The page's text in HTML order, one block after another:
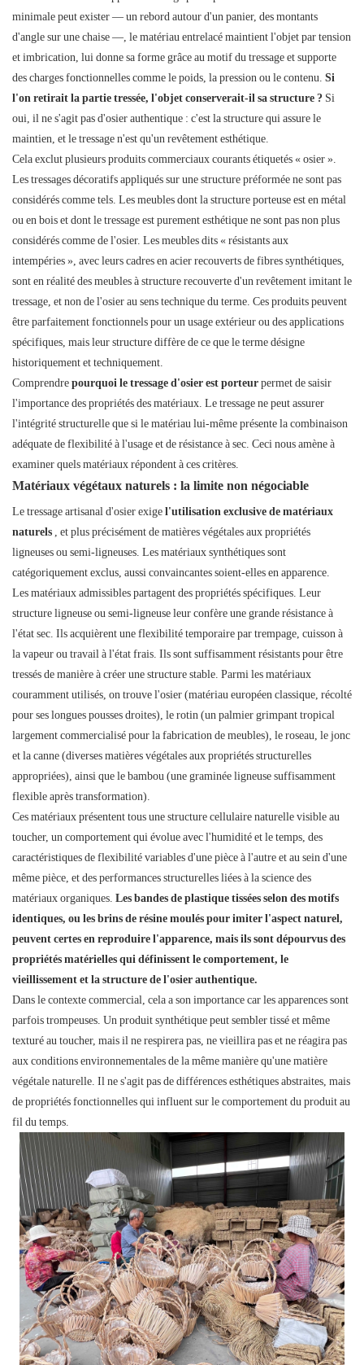
minimale peut exister — un rebord autour d'un panier, des montants
d'angle sur une chaise —, le matériau entrelacé maintient l'objet par tension
et imbrication, lui donne sa forme grâce au motif du tressage et supporte
des charges fonctionnelles comme le poids, la pression ou le contenu. Si
l'on retirait la partie tressée, l'objet conserverait-il sa structure ? Si
oui, il ne s'agit pas d'osier authentique : c'est la structure qui assure le
maintien, et le tressage n'est qu'un revêtement esthétique.
Cela exclut plusieurs produits commerciaux courants étiquetés « osier ».
Les tressages décoratifs appliqués sur une structure préformée ne sont pas
considérés comme tels. Les meubles dont la structure porteuse est en métal
ou en bois et dont le tressage est purement esthétique ne sont pas non plus
considérés comme de l'osier. Les meubles dits « résistants aux
intempéries », avec leurs cadres en acier recouverts de fibres synthétiques,
sont en réalité des meubles à structure recouverte d'un revêtement imitant le
tressage, et non de l'osier au sens technique du terme. Ces produits peuvent
être parfaitement fonctionnels pour un usage extérieur ou des applications
spécifiques, mais leur structure diffère de ce que le terme désigne
historiquement et techniquement.
Comprendrepourquoi le tressage d'osier est porteurpermet de saisir
l'importance des propriétés des matériaux. Le tressage ne peut assurer
l'intégrité structurelle que si le matériau lui-même présente la combinaison
adéquate de flexibilité à l'usage et de résistance à sec. Ceci nous amène à
examiner quels matériaux répondent à ces critères.
Matériaux végétaux naturels : la limite non négociable
Le tressage artisanal d'osier exigel'utilisation exclusive de matériaux
naturels , et plus précisément de matières végétales aux propriétés
ligneuses ou semi-ligneuses. Les matériaux synthétiques sont
catégoriquement exclus, aussi convaincantes soient-elles en apparence.
Les matériaux admissibles partagent des propriétés spécifiques. Leur
structure ligneuse ou semi-ligneuse leur confère une grande résistance à
l'état sec. Ils acquièrent une flexibilité temporaire par trempage, cuisson à
la vapeur ou travail à l'état frais. Ils sont suffisamment résistants pour être
tressés de manière à créer une structure stable. Parmi les matériaux
couramment utilisés, on trouve l'osier (matériau européen classique, récolté
pour ses longues pousses droites), le rotin (un palmier grimpant tropical
largement commercialisé pour la fabrication de meubles), le roseau, le jonc
et la canne (diverses matières végétales aux propriétés structurelles
appropriées), ainsi que le bambou (une graminée ligneuse suffisamment
flexible après transformation).
Ces matériaux présentent tous une structure cellulaire naturelle visible au
toucher, un comportement qui évolue avec l'humidité et le temps, des
caractéristiques de flexibilité variables d'une pièce à l'autre et au sein d'une
même pièce, et des performances structurelles liées à la science des
matériaux organiques. Les bandes de plastique tissées selon des motifs
identiques, ou les brins de résine moulés pour imiter l'aspect naturel,
peuvent certes en reproduire l'apparence, mais ils sont dépourvus des
propriétés matérielles qui définissent le comportement, le
vieillissement et la structure de l'osier authentique.
Dans le contexte commercial, cela a son importance car les apparences sont
parfois trompeuses. Un produit synthétique peut sembler tissé et même
texturé au toucher, mais il ne respirera pas, ne vieillira pas et ne réagira pas
aux conditions environnementales de la même manière qu'une matière
végétale naturelle. Il ne s'agit pas de différences esthétiques abstraites, mais
de propriétés fonctionnelles qui influent sur le comportement du produit au
fil du temps.